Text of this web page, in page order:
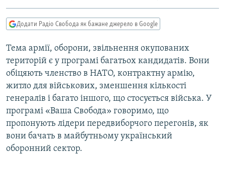
Перейти
до
пошуку
СУСПІЛЬСТВО
КУЛЬТУРА
СПОРТ
УКРАЇНА
СВІТ
ДОНБАС.РЕАЛІЇ
КРИМ.РЕАЛІЇ
ТИ ЯК?
СХЕМИ
КИТАЙ.ВИКЛИКИ
МУЛЬТИМЕДІА
ФОТО
СПЕЦПРОЄКТИ
ПОДКАСТИ
Додати Радіо Свобода як бажане джерело в Google
Тема армії, оборони, звільнення окупованих
територій є у програмі багатьох кандидатів. Вони
обіцяють членство в НАТО, контрактну армію,
житло для військових, зменшення кількості
генералів і багато іншого, що стосується війська. У
програмі «Ваша Свобода» говоримо, що
пропонують лідери передвиборчого перегонів, як
вони бачать в майбутньому український
оборонний сектор.